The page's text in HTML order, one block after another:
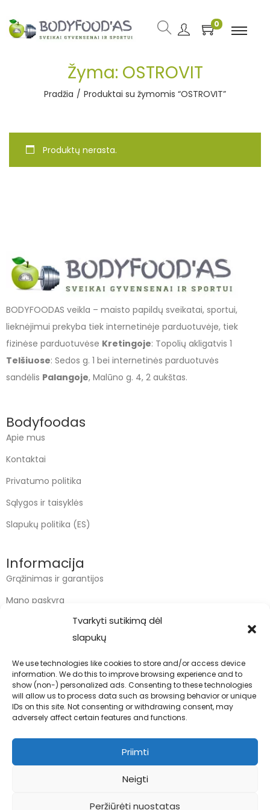
Tvarkyti sutikimą dėl
slapukų
We use technologies like cookies to store and/or access device
information. We do this to improve browsing experience and to
show (non-) personalized ads. Consenting to these technologies
will allow us to process data such as browsing behavior or unique
IDs on this site. Not consenting or withdrawing consent, may
adversely affect certain features and functions.
Priimti
Neigti
Peržiūrėti nuostatas
0
Žyma: OSTROVIT
Pradžia / Produktai su žymomis “OSTROVIT”
Produktų nerasta.
BODYFOODAS veikla – maisto papildų sveikatai, sportui,
lieknėjimui prekyba tiek internetinėje parduotuvėje, tiek
fizinėse parduotuvėse Kretingoje: Topolių akligatvis 1
Telšiuose: Sedos g. 1 bei internetinės parduotuvės
sandėlis Palangoje, Malūno g. 4, 2 aukštas.
Bodyfoodas
Apie mus
Kontaktai
Privatumo politika
Sąlygos ir taisyklės
Slapukų politika (ES)
Informacija
Grąžinimas ir garantijos
Mano paskyra
Kontaktai
info@bodyfoodas.lt
+370 600 77017
Visos teisės saugomos © Bodyfoodas.lt 2026